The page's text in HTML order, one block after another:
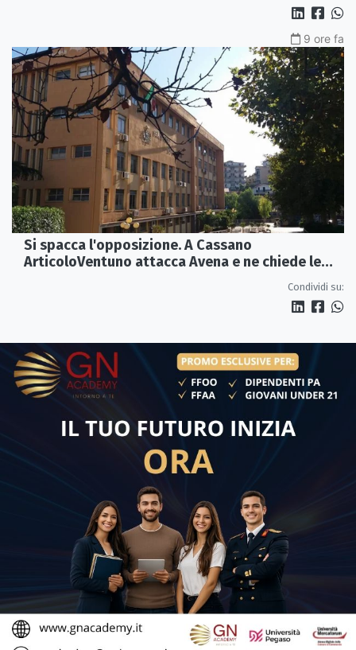
9 ore fa
Si spacca l'opposizione. A Cassano
ArticoloVentuno attacca Avena e ne chiede le
Condividi su: